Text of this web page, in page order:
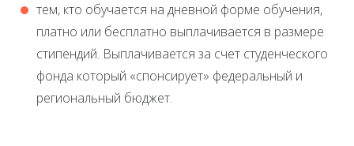
тем, кто обучается на дневной форме обучения,
платно или бесплатно выплачивается в размере
стипендий. Выплачивается за счет студенческого
фонда который «спонсирует» федеральный и
региональный бюджет.